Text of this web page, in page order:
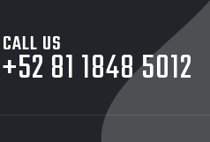
CALL US
+52 81 1848 5012